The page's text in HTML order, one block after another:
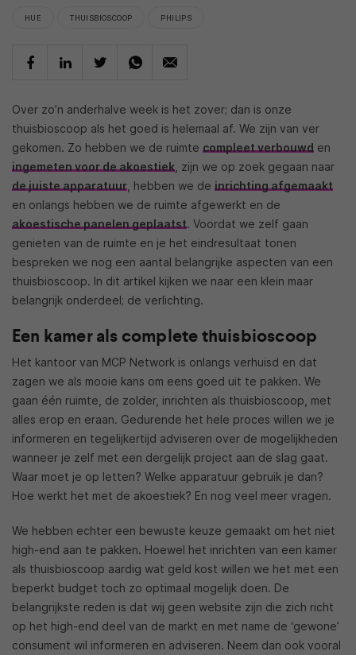
HUE THUISBIOSCOOP PHILIPS
Over zo’n anderhalve week is het zover; dan is onze
thuisbioscoop als het goed is helemaal af. We zijn van ver
gekomen. Zo hebben we de ruimte compleet verbouwd en
ingemeten voor de akoestiek , zijn we op zoek gegaan naar
de juiste apparatuur , hebben we de inrichting afgemaakt
en onlangs hebben we de ruimte afgewerkt en de
akoestische panelen geplaatst. Voordat we zelf gaan
genieten van de ruimte en je het eindresultaat tonen
bespreken we nog een aantal belangrijke aspecten van een
thuisbioscoop. In dit artikel kijken we naar een klein maar
belangrijk onderdeel; de verlichting.
Een kamer als complete thuisbioscoop
Het kantoor van MCP Network is onlangs verhuisd en dat
zagen we als mooie kans om eens goed uit te pakken. We
gaan één ruimte, de zolder, inrichten als thuisbioscoop, met
alles erop en eraan. Gedurende het hele proces willen we je
informeren en tegelijkertijd adviseren over de mogelijkheden
wanneer je zelf met een dergelijk project aan de slag gaat.
Waar moet je op letten? Welke apparatuur gebruik je dan?
Hoe werkt het met de akoestiek? En nog veel meer vragen.
We hebben echter een bewuste keuze gemaakt om het niet
high-end aan te pakken. Hoewel het inrichten van een kamer
als thuisbioscoop aardig wat geld kost willen we het met een
beperkt budget toch zo optimaal mogelijk doen. De
belangrijkste reden is dat wij geen website zijn die zich richt
op het high-end deel van de markt en met name de ‘gewone’
consument wil informeren en adviseren. Neem dan ook vooral